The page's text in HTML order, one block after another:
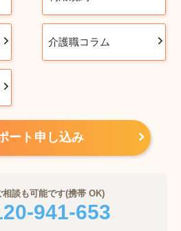
介護職コラム
ート申し込み
相談も可能です(携帯 OK)
941-653